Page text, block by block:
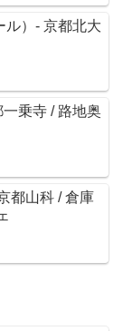
ル）- 京都北大
乗寺 / 路地奥
都山科 / 倉庫